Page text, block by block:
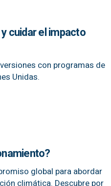
cuidar el impacto
con programas de
Unidas.
global para abordar
climática. Descubre por